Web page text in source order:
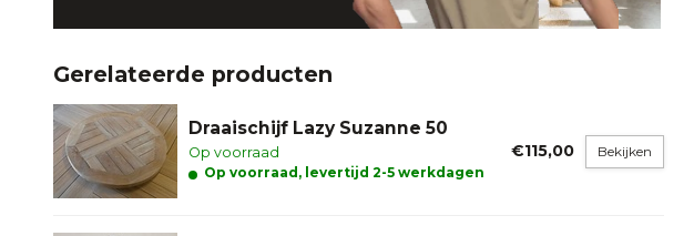
Gerelateerde producten
Draaischijf Lazy Suzanne 50
Op voorraad
Op voorraad, levertijd 2-5 werkdagen
€115,00 Bekijken